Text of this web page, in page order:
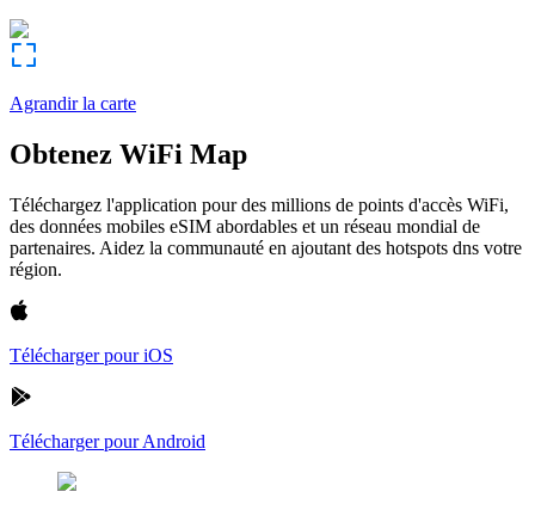
Agrandir la carte
Obtenez WiFi Map
Téléchargez l'application pour des millions de points d'accès WiFi,
des données mobiles eSIM abordables et un réseau mondial de
partenaires. Aidez la communauté en ajoutant des hotspots dns votre
région.
Télécharger pour iOS
Télécharger pour Android